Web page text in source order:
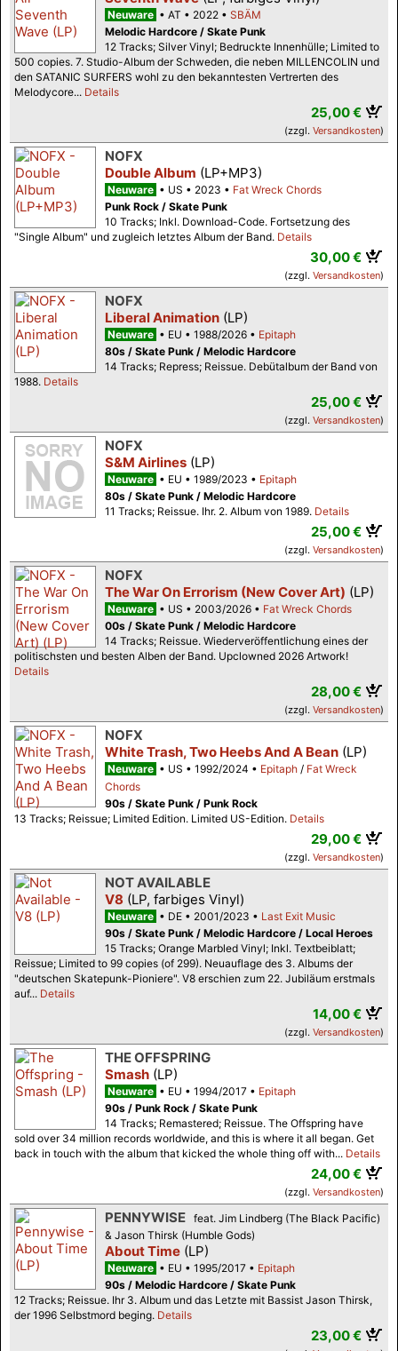
Neuware AT 2022
SBÄM
Melodic Hardcore / Skate Punk
12 Tracks; Silver Vinyl; Bedruckte Innenhülle; Limited to
500 copies. 7. Studio-Album der Schweden, die neben MILLENCOLIN und
den SATANIC SURFERS wohl zu den bekanntesten Vertrerten des
Melodycore... Details
25,00 €
(zzgl. Versandkosten)
NOFX
Double Album (LP+MP3)
Neuware US 2023
Fat Wreck Chords
Punk Rock / Skate Punk
10 Tracks; Inkl. Download-Code. Fortsetzung des
"Single Album" und zugleich letztes Album der Band. Details
30,00 €
(zzgl. Versandkosten)
NOFX
Liberal Animation (LP)
Neuware EU 1988/2026
Epitaph
80s / Skate Punk / Melodic Hardcore
14 Tracks; Repress; Reissue. Debütalbum der Band von
1988. Details
25,00 €
(zzgl. Versandkosten)
NOFX
S&M Airlines (LP)
Neuware EU 1989/2023
Epitaph
80s / Skate Punk / Melodic Hardcore
11 Tracks; Reissue. Ihr. 2. Album von 1989. Details
25,00 €
(zzgl. Versandkosten)
NOFX
The War On Errorism (New Cover Art) (LP)
Neuware US 2003/2026
Fat Wreck Chords
00s / Skate Punk / Melodic Hardcore
14 Tracks; Reissue. Wiederveröffentlichung eines der
politischsten und besten Alben der Band. Upclowned 2026 Artwork!
Details
28,00 €
(zzgl. Versandkosten)
NOFX
White Trash, Two Heebs And A Bean (LP)
Neuware US 1992/2024 Epitaph / Fat Wreck
Chords
90s / Skate Punk / Punk Rock
13 Tracks; Reissue; Limited Edition. Limited US-Edition. Details
29,00 €
(zzgl. Versandkosten)
NOT AVAILABLE
V8 (LP, farbiges Vinyl)
Neuware DE 2001/2023
Last Exit Music
90s / Skate Punk / Melodic Hardcore / Local Heroes
15 Tracks; Orange Marbled Vinyl; Inkl. Textbeiblatt;
Reissue; Limited to 99 copies (of 299). Neuauflage des 3. Albums der
"deutschen Skatepunk-Pioniere". V8 erschien zum 22. Jubiläum erstmals
auf... Details
14,00 €
(zzgl. Versandkosten)
THE OFFSPRING
Smash (LP)
Neuware EU 1994/2017
Epitaph
90s / Punk Rock / Skate Punk
14 Tracks; Remastered; Reissue. The Offspring have
sold over 34 million records worldwide, and this is where it all began. Get
back in touch with the album that kicked the whole thing off with... Details
24,00 €
(zzgl. Versandkosten)
PENNYWISE feat. Jim Lindberg (The Black Pacific)
& Jason Thirsk (Humble Gods)
About Time (LP)
Neuware EU 1995/2017
Epitaph
90s / Melodic Hardcore / Skate Punk
12 Tracks; Reissue. Ihr 3. Album und das Letzte mit Bassist Jason Thirsk,
der 1996 Selbstmord beging. Details
23,00 €